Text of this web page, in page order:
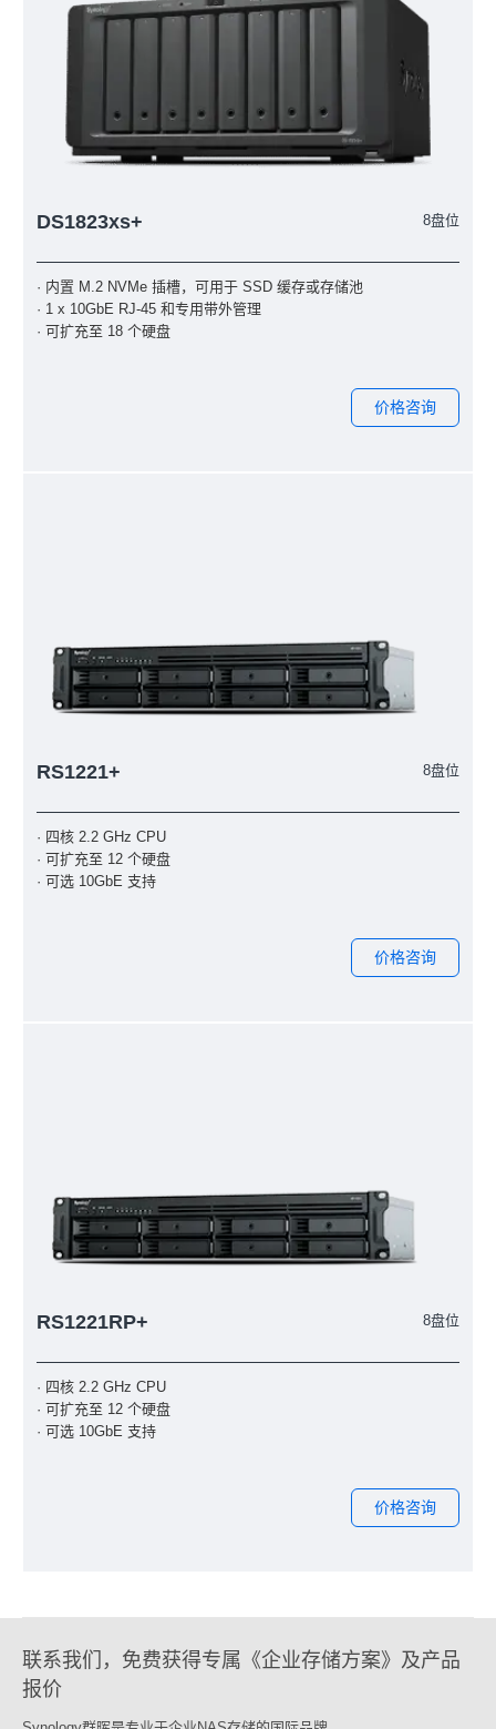
DS1823xs+ 8盘位
· 内置 M.2 NVMe 插槽，可用于 SSD 缓存或存储池
· 1 x 10GbE RJ-45 和专用带外管理
· 可扩充至 18 个硬盘
价格咨询
RS1221+ 8盘位
· 四核 2.2 GHz CPU
· 可扩充至 12 个硬盘
· 可选 10GbE 支持
价格咨询
RS1221RP+ 8盘位
· 四核 2.2 GHz CPU
· 可扩充至 12 个硬盘
· 可选 10GbE 支持
价格咨询
联系我们，免费获得专属《企业存储方案》及产品
报价